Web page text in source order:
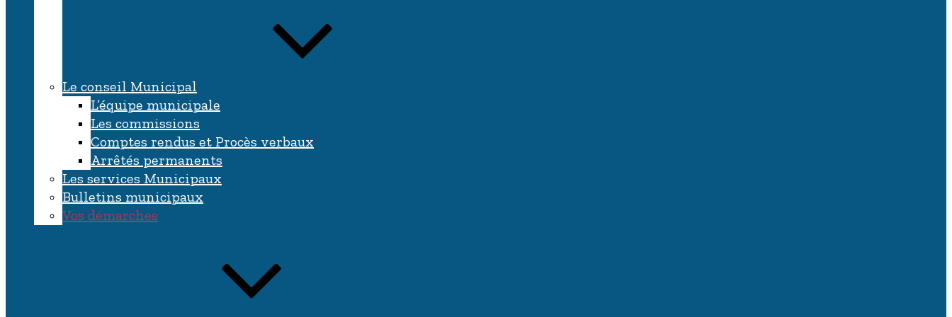
Le conseil Municipal
L’équipe municipale
Les commissions
Comptes rendus et Procès verbaux
Arrêtés permanents
Les services Municipaux
Bulletins municipaux
Vos démarches